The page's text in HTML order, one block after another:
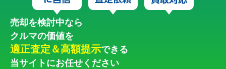
売却を検討中なら
クルマの価値を
適正査定＆高額提示できる
当サイトにお任せください